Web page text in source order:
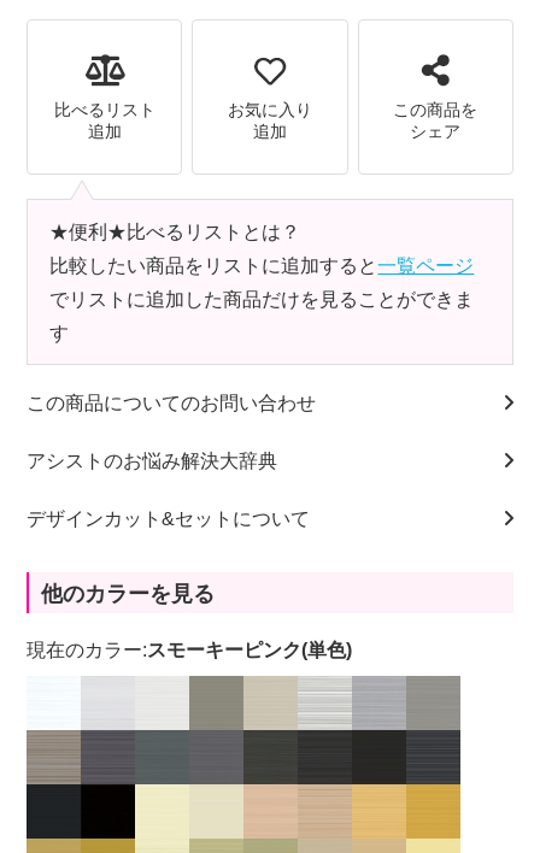
比べるリスト
追加
お気に入り
追加
この商品を
シェア
★便利★比べるリストとは？
比較したい商品をリストに追加すると一覧ページ
でリストに追加した商品だけを見ることができま
す
この商品についてのお問い合わせ
アシストのお悩み解決大辞典
デザインカット&セットについて
他のカラーを見る
現在のカラー:スモーキーピンク(単色)